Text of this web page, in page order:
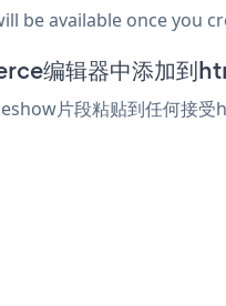
be available once you
编辑器中添加到
片段粘贴到任何接